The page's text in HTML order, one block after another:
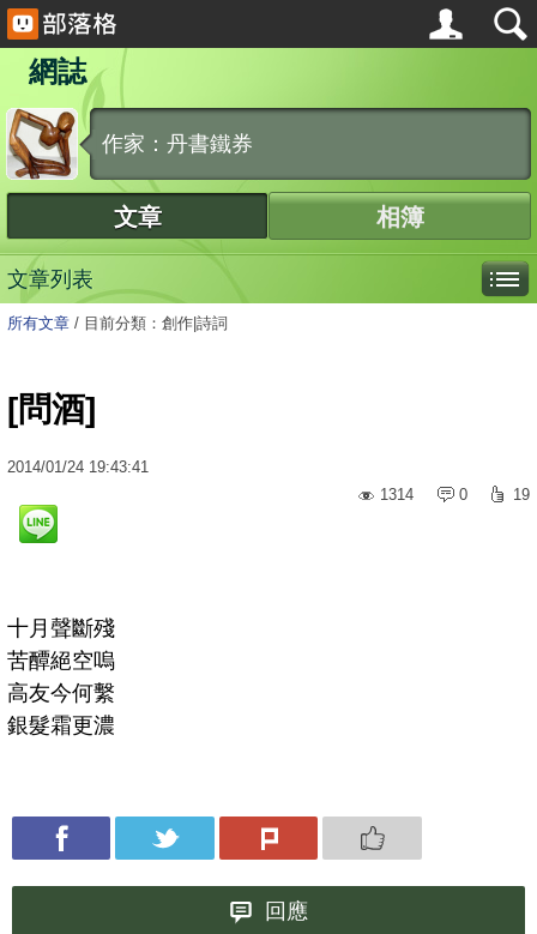
網誌
作家：丹書鐵券
文章 相簿
文章列表
所有文章 / 目前分類：創作|詩詞
[問酒]
2014/01/24 19:43:41
1314
0 19
十月聲斷殘
苦醰絕空嗚
高友今何繫
銀髮霜更濃
回應